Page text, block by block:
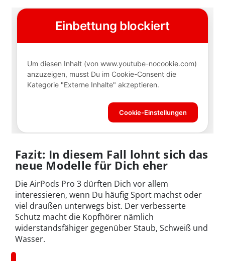
Fazit: In diesem Fall lohnt sich das
neue Modelle für Dich eher
Die AirPods Pro 3 dürften Dich vor allem
interessieren, wenn Du häufig Sport machst oder
viel draußen unterwegs bist. Der verbesserte
Schutz macht die Kopfhörer nämlich
widerstandsfähiger gegenüber Staub, Schweiß und
Wasser.